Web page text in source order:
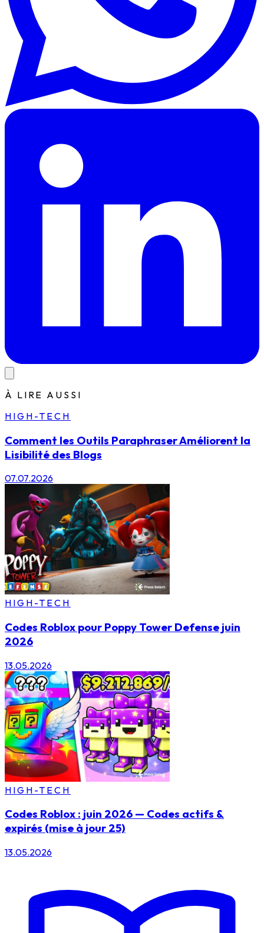
À LIRE AUSSI
HIGH-TECH
Comment les Outils Paraphraser Améliorent la
Lisibilité des Blogs
07.07.2026
HIGH-TECH
Codes Roblox pour Poppy Tower Defense juin
2026
13.05.2026
HIGH-TECH
Codes Roblox : juin 2026 — Codes actifs &
expirés (mise à jour 25)
13.05.2026